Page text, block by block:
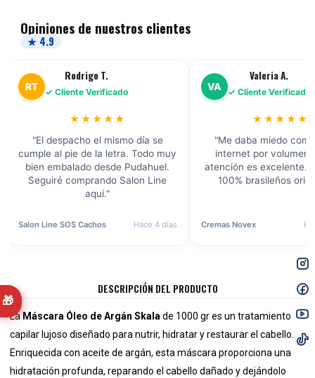
🎁
Opiniones de nuestros clientes
★ 4.9
RT
Rodrigo T.
✓ Cliente Verificado
★★★★★
"El despacho el mismo día se
cumple al pie de la letra. Todo muy
bien embalado desde Pudahuel.
Seguiré comprando Salon Line
aquí."
Salon Line SOS Cachos Hace 4 días
VA
Valeria A.
✓ Cliente Verificado
★★★★★
"Me daba miedo
internet por volumen,
atención es excelente.
100% brasileños
Cremas Novex
DESCRIPCIÓN DEL PRODUCTO
LaMáscara Óleo de Argán Skalade 1000 gr es un tratamiento
capilar lujoso diseñado para nutrir, hidratar y restaurar el cabello.
Enriquecida con aceite de argán, esta máscara proporciona una
hidratación profunda, reparando el cabello dañado y dejándolo